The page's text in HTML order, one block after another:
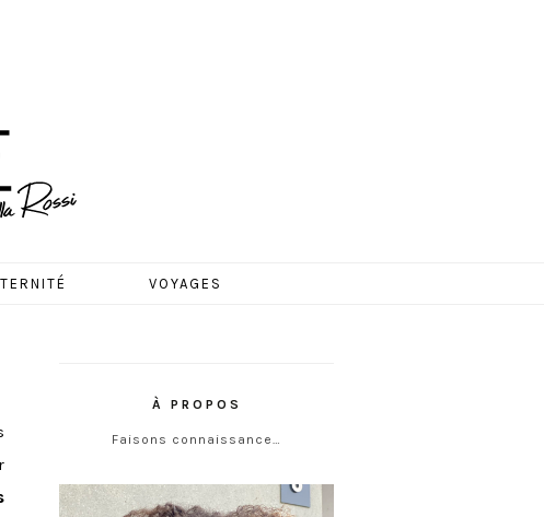
VOYAGES
À PROPOS
Faisons connaissance…